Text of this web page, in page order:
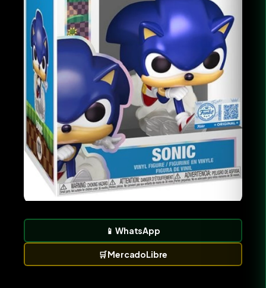
📱WhatsApp
🛒MercadoLibre